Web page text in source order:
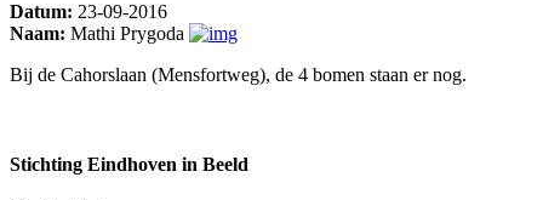
Datum: 23-09-2016
Naam: Mathi Prygoda
Bij de Cahorslaan (Mensfortweg), de 4 bomen staan er nog.
Stichting Eindhoven in Beeld